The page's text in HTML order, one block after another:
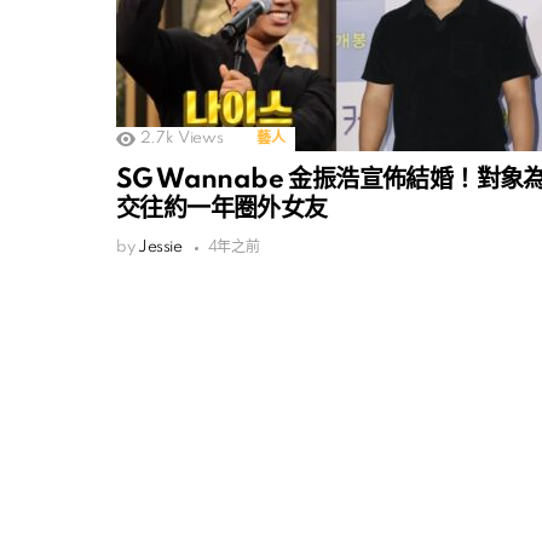
2.7k Views 藝人
SG Wannabe 金振浩宣佈結婚！對象
交往約一年圈外女友
by Jessie 4年之前